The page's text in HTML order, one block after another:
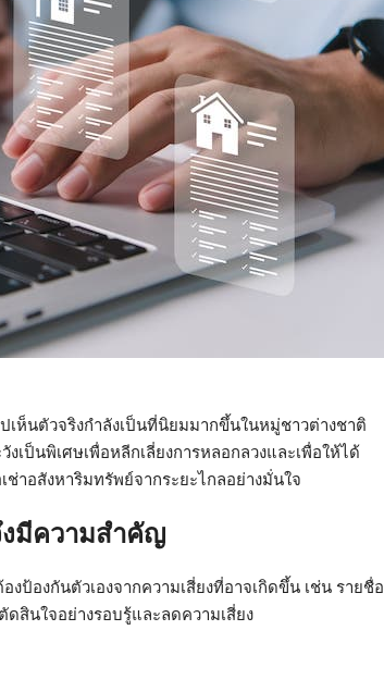
เห็นตัวจริงกำลังเป็นที่นิยมมากขึ้นในหมู่ชาวต่างชาติ
เป็นพิเศษเพื่อหลีกเลี่ยงการหลอกลวงและเพื่อให้ได้
ช่าอสังหาริมทรัพย์จากระยะไกลอย่างมั่นใจ
งมีความสำคัญ
ป้องกันตัวเองจากความเสี่ยงที่อาจเกิดขึ้น เช่น รายชื่อ
สินใจอย่างรอบรู้และลดความเสี่ยง